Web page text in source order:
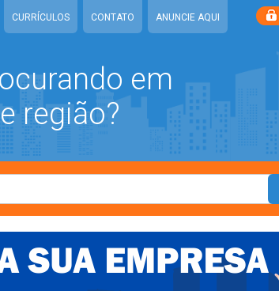
CURRÍCULOS CONTATO ANUNCIE AQUI
em
região?